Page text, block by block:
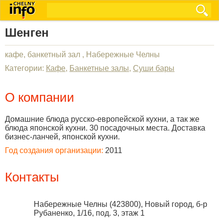
Шенген
кафе, банкетный зал , Набережные Челны
Категории: Кафе, Банкетные залы, Суши бары
О компании
Домашние блюда русско-европейской кухни, а так же
блюда японской кухни. 30 посадочных места. Доставка
бизнес-ланчей, японской кухни.
Год создания организации: 2011
Контакты
Набережные Челны (423800), Новый город, б-р
Рубаненко, 1/16, под. 3, этаж 1